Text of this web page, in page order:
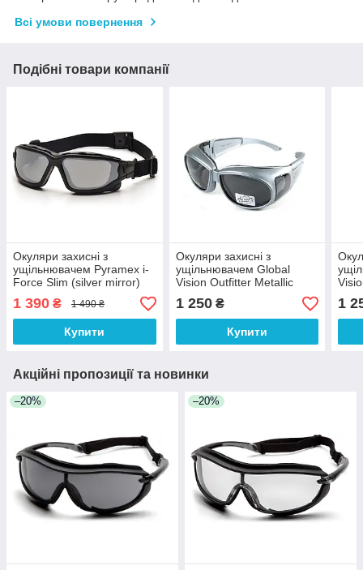
Всі умови повернення
Подібні товари компанії
Окуляри захисні з
ущільнювачем Pyramex i-
Force Slim (silver mirror)
Anti-Fog, дзеркальні сірі
1 390 ₴ 1 490 ₴
Купити
Окуляри захисні з
ущільнювачем Global
Vision Outfitter Metallic
(gray) Anti-Fog, чорні в
сірій оправі
1 250₴
Купити
1
Акційні пропозиції та новинки
–20% –20%